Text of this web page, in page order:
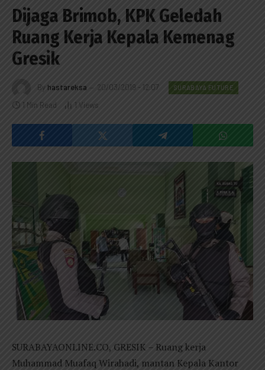
Dijaga Brimob, KPK Geledah
Ruang Kerja Kepala Kemenag
Gresik
By hastareksa 20/03/2019 - 12:07 SURABAYA FUTURE
1 Min Read 1 Views
SURABAYAONLINE.CO, GRESIK – Ruang kerja
Muhammad Muafaq Wirahadi, mantan Kepala Kantor